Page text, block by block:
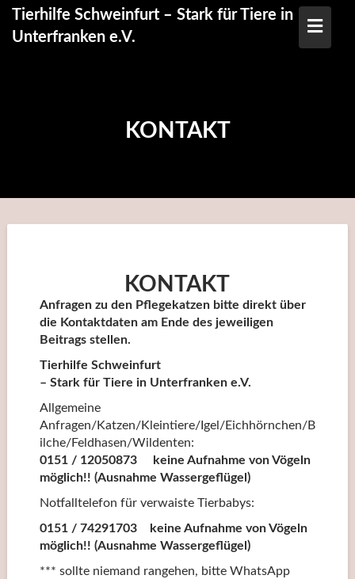
Skip
content
Tierhilfe Schweinfurt – Stark für Tiere in
Unterfranken e.V.
KONTAKT
KONTAKT
Anfragen zu den Pflegekatzen bitte direkt über
die Kontaktdaten am Ende des jeweiligen
Beitrags stellen.
Tierhilfe Schweinfurt
– Stark für Tiere in Unterfranken e.V.
Allgemeine
Anfragen/Katzen/Kleintiere/Igel/Eichhörnchen/B
ilche/Feldhasen/Wildenten:
0151 / 12050873 keine Aufnahme von Vögeln
möglich!! (Ausnahme Wassergeflügel)
Notfalltelefon für verwaiste Tierbabys:
0151 / 74291703 keine Aufnahme von Vögeln
möglich!! (Ausnahme Wassergeflügel)
*** sollte niemand rangehen, bitte WhatsApp